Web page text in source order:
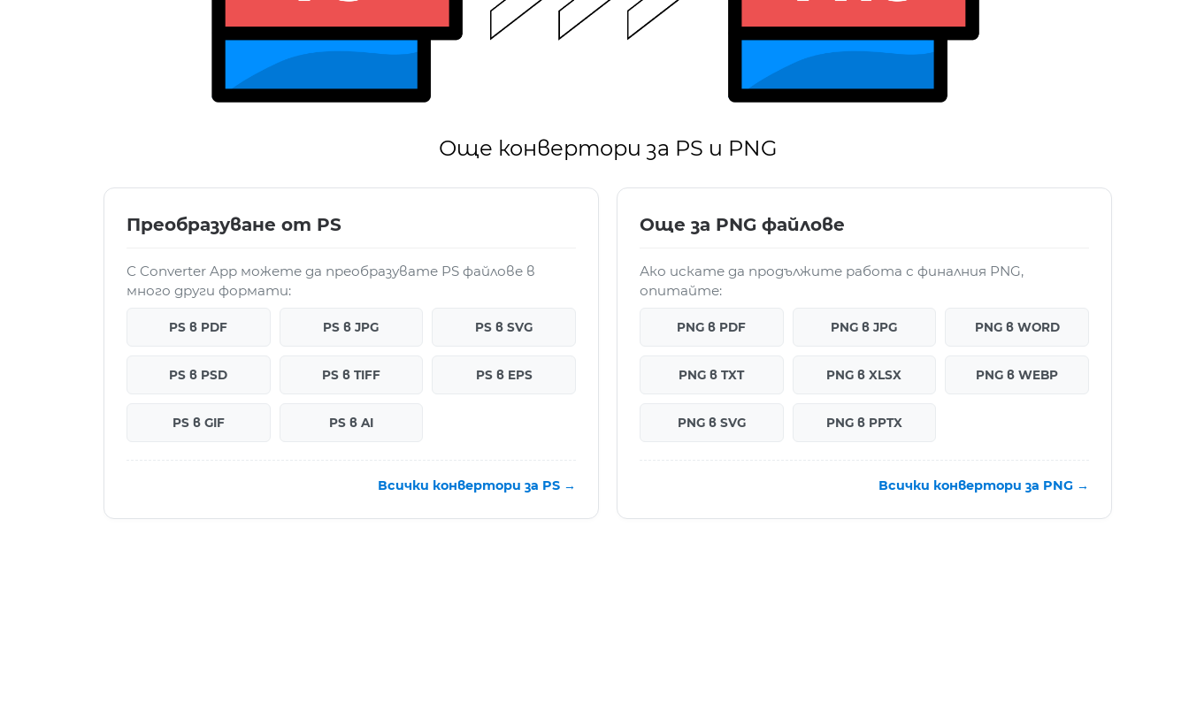
Още конвертори за PS и PNG
Преобразуване от PS
С Converter App можете да преобразувате PS файлове в
много други формати:
PS в PDF PS в JPG PS в SVG
PS в PSD PS в TIFF PS в EPS
PS в GIF PS в AI
Всички конвертори за PS →
Още за PNG файлове
Ако искате да продължите работа с финалния PNG,
опитайте:
PNG в PDF PNG в JPG PNG в WORD
PNG в TXT PNG в XLSX PNG в WEBP
PNG в SVG PNG в PPTX
Всички конвертори за PNG →